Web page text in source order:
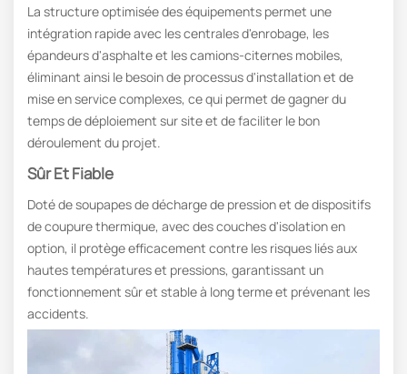
La structure optimisée des équipements permet une
intégration rapide avec les centrales d'enrobage, les
épandeurs d'asphalte et les camions-citernes mobiles,
éliminant ainsi le besoin de processus d'installation et de
mise en service complexes, ce qui permet de gagner du
temps de déploiement sur site et de faciliter le bon
déroulement du projet.
Sûr Et Fiable
Doté de soupapes de décharge de pression et de dispositifs
de coupure thermique, avec des couches d'isolation en
option, il protège efficacement contre les risques liés aux
hautes températures et pressions, garantissant un
fonctionnement sûr et stable à long terme et prévenant les
accidents.